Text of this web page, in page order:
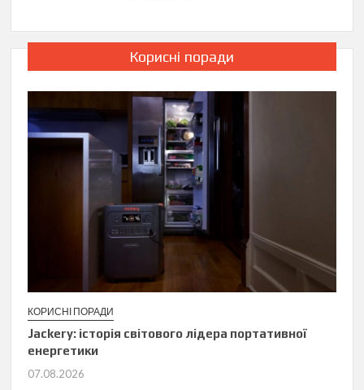
Корисні поради
КОРИСНІ ПОРАДИ
Jackery: історія світового лідера портативної
енергетики
07.08.2026